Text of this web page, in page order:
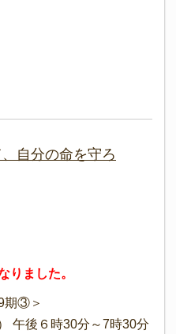
自分の命を守ろ
りました。
期③＞
午後６時30分～7時30分